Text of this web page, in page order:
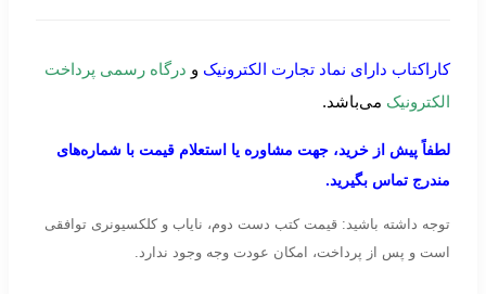
کاراکتاب دارای نماد تجارت الکترونیک و درگاه رسمی پرداخت
الکترونیک می‌باشد.
لطفاً پیش از خرید، جهت مشاوره یا استعلام قیمت با شماره‌های
مندرج تماس بگیرید.
توجه داشته باشید: قیمت کتب دست دوم، نایاب و کلکسیونری توافقی
است و پس از پرداخت، امکان عودت وجه وجود ندارد.